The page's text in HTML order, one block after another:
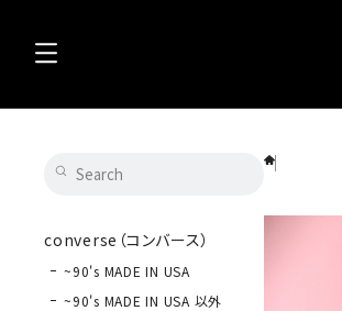
converse（コンバース）
~90's MADE IN USA
~90's MADE IN USA 以外